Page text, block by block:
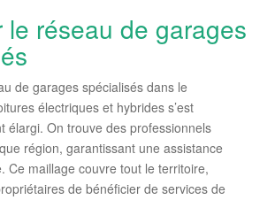
le réseau de garages
de garages spécialisés dans le
électriques et hybrides s’est
élargi. On trouve des professionnels
région, garantissant une assistance
Ce maillage couvre tout le territoire,
de bénéficier de services de